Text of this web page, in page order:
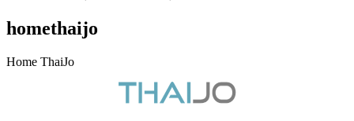
homethaijo
Home ThaiJo